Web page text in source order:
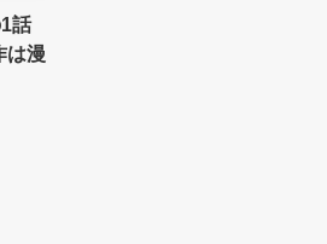
話
は漫